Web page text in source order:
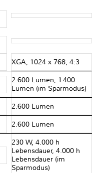
XGA, 1024 x 768, 4:3
2.600 Lumen, 1.400
Lumen (im Sparmodus)
2.600 Lumen
2.600 Lumen
230 W, 4.000 h
Lebensdauer, 4.000 h
Lebensdauer (im
Sparmodus)